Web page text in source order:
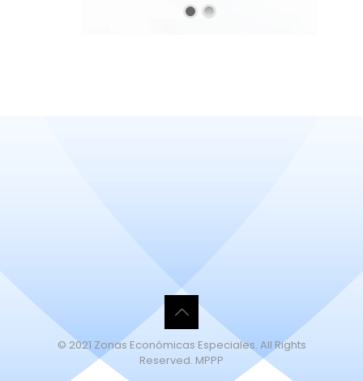
© 2021 Zonas Económicas Especiales. All Rights
Reserved. MPPP